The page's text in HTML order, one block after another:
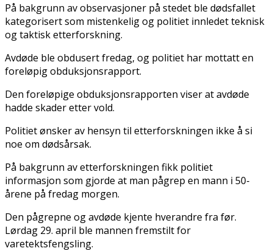
På bakgrunn av observasjoner på stedet ble dødsfallet
kategorisert som mistenkelig og politiet innledet teknisk
og taktisk etterforskning.
Avdøde ble obdusert fredag, og politiet har mottatt en
foreløpig obduksjonsrapport.
Den foreløpige obduksjonsrapporten viser at avdøde
hadde skader etter vold.
Politiet ønsker av hensyn til etterforskningen ikke å si
noe om dødsårsak.
På bakgrunn av etterforskningen fikk politiet
informasjon som gjorde at man pågrep en mann i 50-
årene på fredag morgen.
Den pågrepne og avdøde kjente hverandre fra før.
Lørdag 29. april ble mannen fremstilt for
varetektsfengsling.